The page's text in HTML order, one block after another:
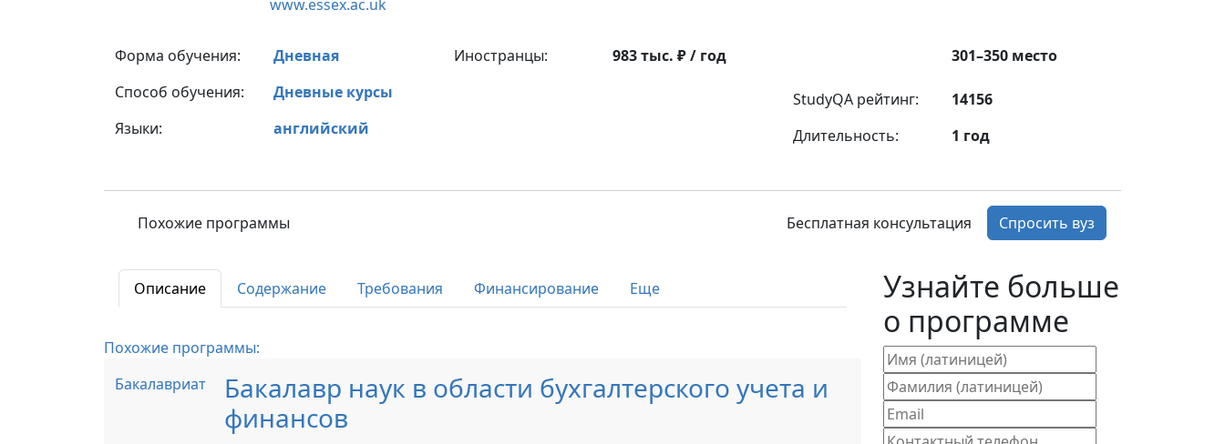
www.essex.ac.uk
Форма обучения:
Дневная
Способ обучения:
Дневные курсы
Языки:
английский
Иностранцы: 983 тыс. ₽ / год 301–350 место
StudyQA рейтинг:
14156
Длительность:
1 год
Похожие программы Бесплатная консультация Спросить вуз
Описание Содержание Требования Финансирование Еще
Похожие программы:
Бакалавриат
Бакалавр наук в области бухгалтерского учета и
финансов
Узнайте больше
о программе